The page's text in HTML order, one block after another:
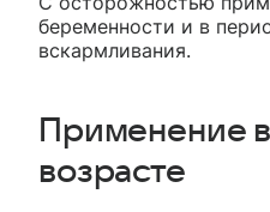
беременности и в
вскармливания.
Применение
возрасте